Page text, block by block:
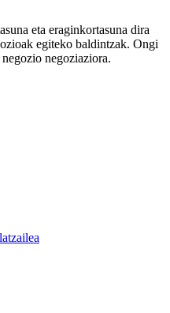
eta eraginkortasuna dira
egiteko baldintzak. Ongi
negoziaziora.